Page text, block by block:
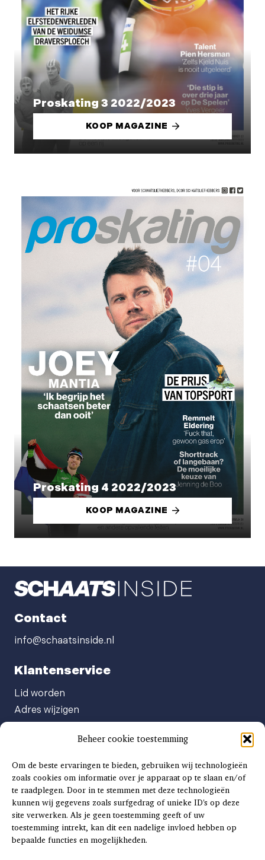
Beheer cookie toestemming
Om de beste ervaringen te bieden, gebruiken wij technologieën
zoals cookies om informatie over je apparaat op te slaan en/of
te raadplegen. Door in te stemmen met deze technologieën
kunnen wij gegevens zoals surfgedrag of unieke ID's op deze
site verwerken. Als je geen toestemming geeft of uw
toestemming intrekt, kan dit een nadelige invloed hebben op
bepaalde functies en mogelijkheden.
Proskating 3 2022/2023
KOOP MAGAZINE
Proskating 4 2022/2023
KOOP MAGAZINE
Contact
info@schaatsinside.nl
Klantenservice
Lid worden
Adres wijzigen
Abonnement opzeggen
Afgeven automatische incasso
Factuur betalen
Klachtenformulier
Overige vragen
Adverteren